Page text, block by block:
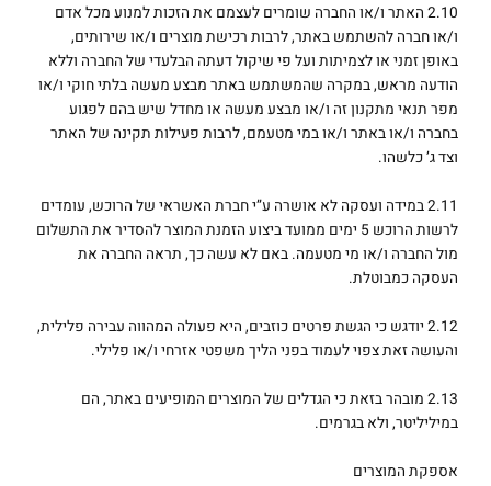
2.10 האתר ו/או החברה שומרים לעצמם את הזכות למנוע מכל אדם
ו/או חברה להשתמש באתר, לרבות רכישת מוצרים ו/או שירותים,
באופן זמני או לצמיתות ועל פי שיקול דעתה הבלעדי של החברה וללא
הודעה מראש, במקרה שהמשתמש באתר מבצע מעשה בלתי חוקי ו/או
מפר תנאי מתקנון זה ו/או מבצע מעשה או מחדל שיש בהם לפגוע
בחברה ו/או באתר ו/או במי מטעמם, לרבות פעילות תקינה של האתר
וצד ג’ כלשהו.
2.11 במידה ועסקה לא אושרה ע”י חברת האשראי של הרוכש, עומדים
לרשות הרוכש 5 ימים ממועד ביצוע הזמנת המוצר להסדיר את התשלום
מול החברה ו/או מי מטעמה. באם לא עשה כך, תראה החברה את
העסקה כמבוטלת.
2.12 יודגש כי הגשת פרטים כוזבים, היא פעולה המהווה עבירה פלילית,
והעושה זאת צפוי לעמוד בפני הליך משפטי אזרחי ו/או פלילי.
2.13 מובהר בזאת כי הגדלים של המוצרים המופיעים באתר, הם
במיליליטר, ולא בגרמים.
אספקת המוצרים